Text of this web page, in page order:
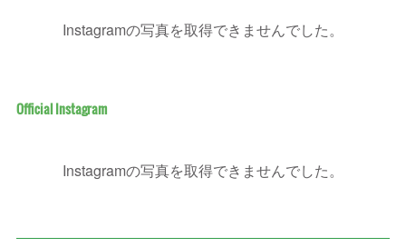
Instagramの写真を取得できませんでした。
Official Instagram
Instagramの写真を取得できませんでした。